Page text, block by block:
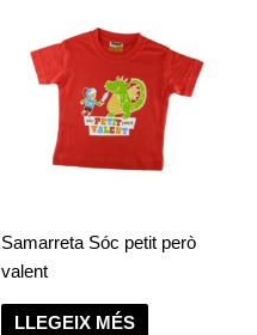
Samarreta Sóc petit però
valent
LLEGEIX MÉS